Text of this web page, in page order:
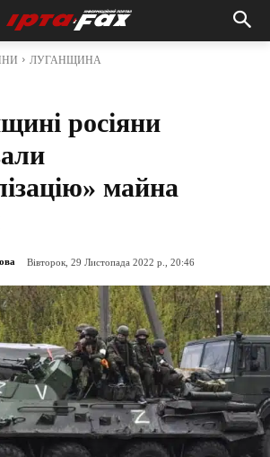
ЛУГАНЩИНА
росіяни
майна
Вівторок, 29 Листопада 2022 р., 20:46